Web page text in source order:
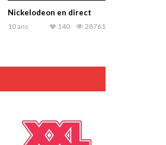
Nickelodeon en direct
10 ans 28761
140